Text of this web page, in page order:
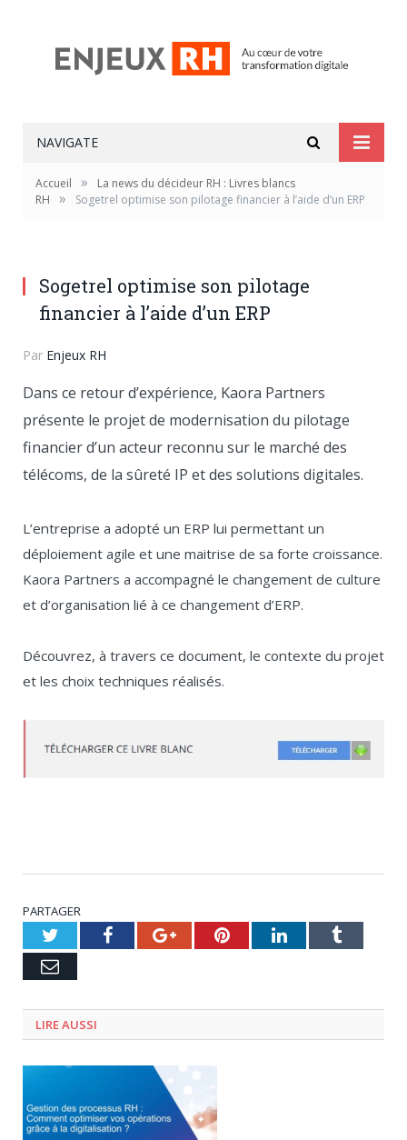
NAVIGATE
Accueil »
La news du décideur RH : Livres blancs
RH
» Sogetrel optimise son pilotage financier à l’aide d’un ERP
Sogetrel optimise son pilotage
financier à l’aide d’un ERP
Par Enjeux RH
Dans ce retour d’expérience, Kaora Partners
présente le projet de modernisation du pilotage
financier d’un acteur reconnu sur le marché des
télécoms, de la sûreté IP et des solutions digitales.
L’entreprise a adopté un ERP lui permettant un
déploiement agile et une maitrise de sa forte croissance.
Kaora Partners a accompagné le changement de culture
et d’organisation lié à ce changement d’ERP.
Découvrez, à travers ce document, le contexte du projet
et les choix techniques réalisés.
PARTAGER
TwitterFacebookGoogle+PinterestLinkedInTumblr
Email
LIRE AUSSI